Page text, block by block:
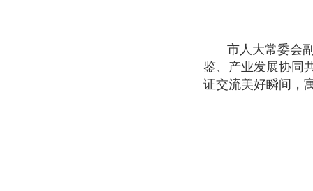
市人大常委会
鉴、产业发展协同
证交流美好瞬间，